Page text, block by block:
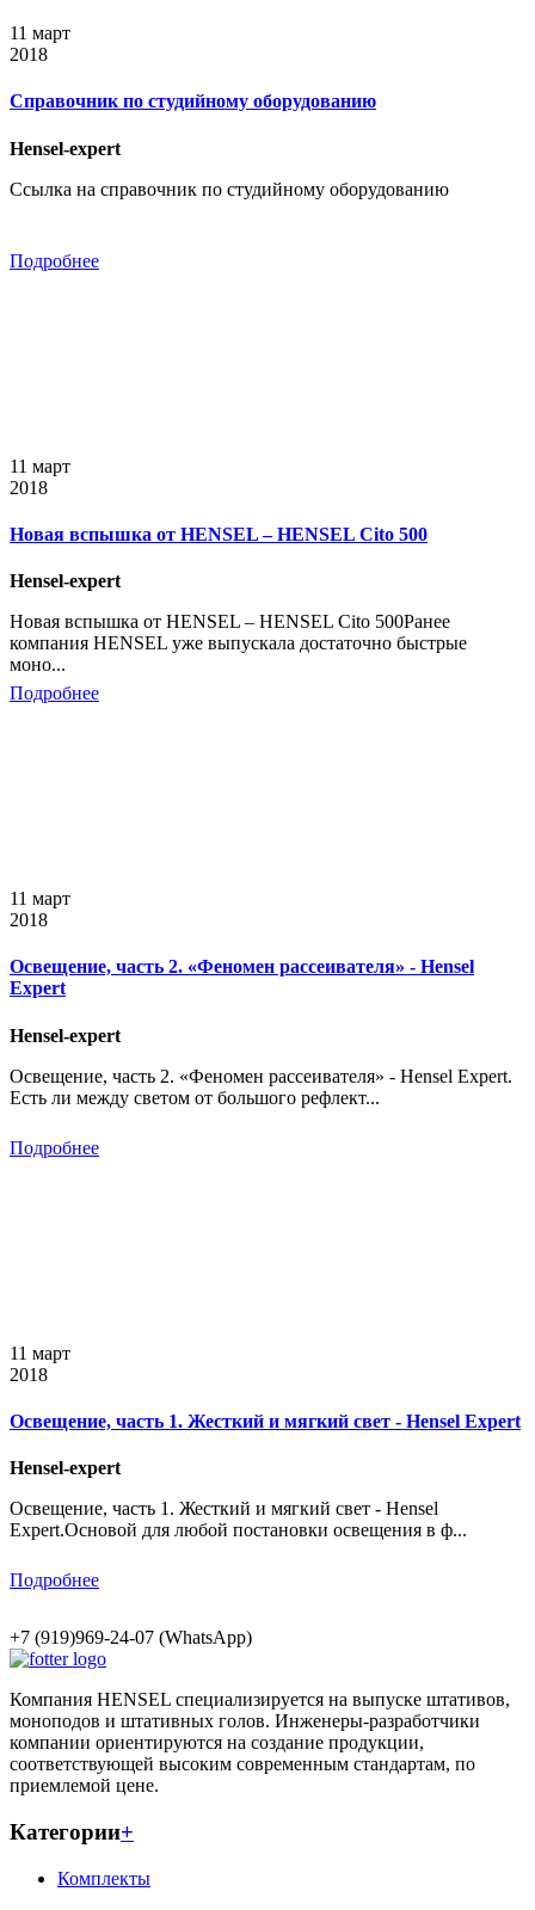
11 март
2018
Справочник по студийному оборудованию
Hensel-expert
Ссылка на справочник по студийному оборудованию
Подробнее
11 март
2018
Новая вспышка от HENSEL – HENSEL Cito 500
Hensel-expert
Новая вспышка от HENSEL – HENSEL Cito 500Ранее
компания HENSEL уже выпускала достаточно быстрые
моно...
Подробнее
11 март
2018
Освещение, часть 2. «Феномен рассеивателя» - Hensel
Expert
Hensel-expert
Освещение, часть 2. «Феномен рассеивателя» - Hensel Expert.
Есть ли между светом от большого рефлект...
Подробнее
11 март
2018
Освещение, часть 1. Жесткий и мягкий свет - Hensel Expert
Hensel-expert
Освещение, часть 1. Жесткий и мягкий свет - Hensel
Expert.Основой для любой постановки освещения в ф...
Подробнее
+7 (919)969-24-07 (WhatsApp)
Компания HENSEL специализируется на выпуске штативов,
моноподов и штативных голов. Инженеры-разработчики
компании ориентируются на создание продукции,
соответствующей высоким современным стандартам, по
приемлемой цене.
Категории+
Комплекты